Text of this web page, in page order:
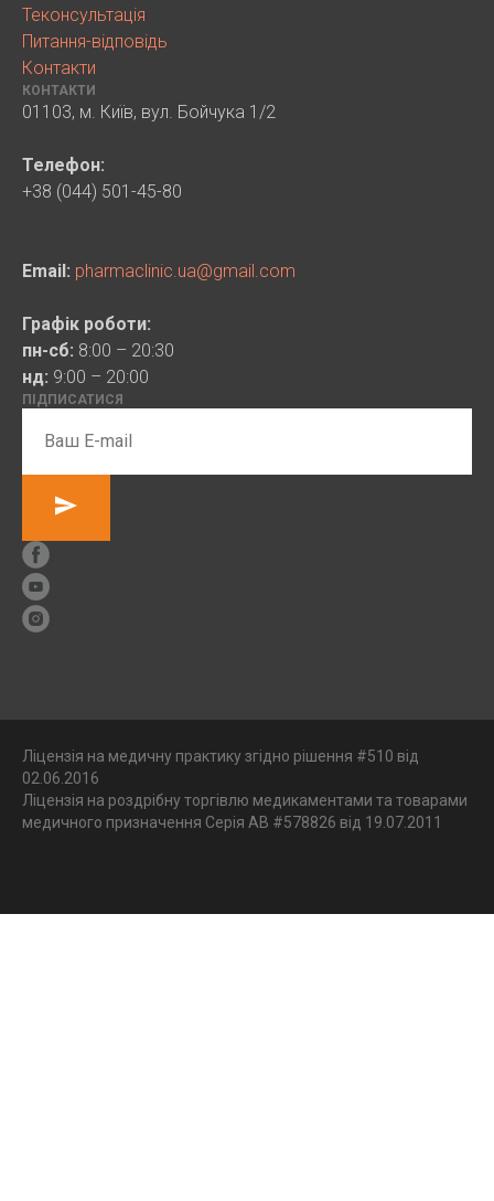
Теконсультація
Питання-відповідь
Контакти
КОНТАКТИ
01103, м. Київ, вул. Бойчука 1/2
Телефон:
+38 (044) 501-45-80
Email: pharmaclinic.ua@gmail.com
Графік роботи:
пн-сб: 8:00 – 20:30
нд: 9:00 – 20:00
ПІДПИСАТИСЯ
Ліцензія на медичну практику згідно рішення #510 від
02.06.2016
Ліцензія на роздрібну торгівлю медикаментами та товарами
медичного призначення Серія АВ #578826 від 19.07.2011